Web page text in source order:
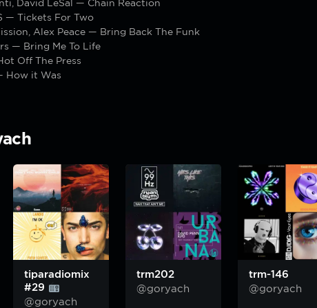
David LeSal — Chain Reaction
— Tickets For Two
Alex Peace — Bring Back The Funk
— Bring Me To Life
Off The Press
How it Was
tiparadiomix
#29
@goryach
trm202
@goryach
trm-146
@goryach